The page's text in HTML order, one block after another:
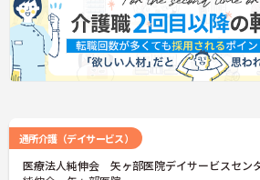
通所介護（デイサービス）
医療法人純伸会 矢ヶ部医院デイサービスセ